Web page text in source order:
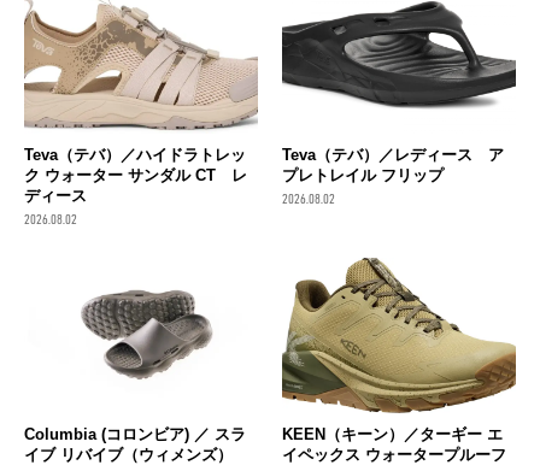
Teva（テバ）／ハイドラトレッ
ク ウォーター サンダル CT レ
ディース
2026.08.02
Teva（テバ）／レディース ア
プレトレイル フリップ
2026.08.02
Columbia (コロンビア) ／ スラ
イブ リバイブ（ウィメンズ）
KEEN（キーン）／ターギー エ
イペックス ウォータープルーフ